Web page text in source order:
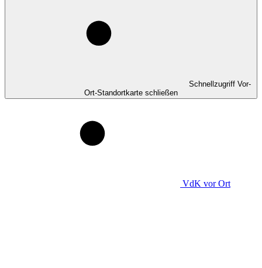
Schnellzugriff Vor-
Ort-Standortkarte schließen
VdK vor Ort